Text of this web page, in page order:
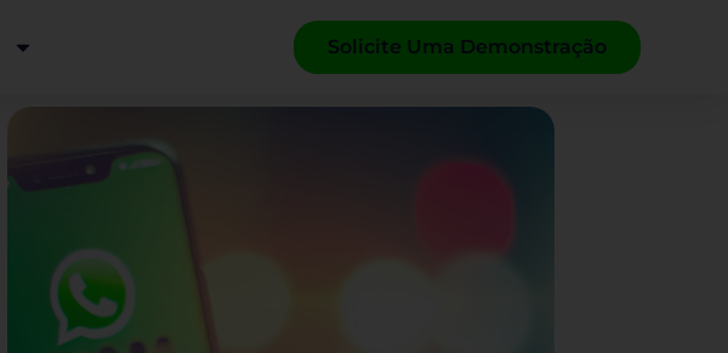
Solicite Uma Demonstração